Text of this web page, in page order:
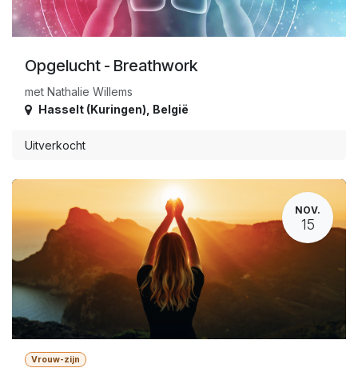
Opgelucht - Breathwork
met Nathalie Willems
Hasselt (Kuringen) België
Uitverkocht
NOV.
15
Vrouw-zijn